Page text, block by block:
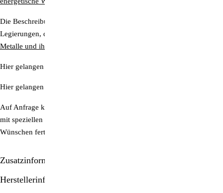
Die Beschreibung der energetischen Wirkung aller Edelmetall-
Legierungen, die von Aquadea verwendet werden, finden Sie hier:
Metalle und ihre energetische Wirkung
Hier gelangen Sie zur Übersicht all unserer
Hier gelangen Sie zur Übersicht all unserer
Auf Anfrage können wir auch Trinkwasserwirbler und Wirblerduschen
mit speziellen Kristallkonfigurationen nach Ihren individuellen
Wünschen fertigen lassen.
Zusatzinformationen/Details
Herstellerinformationen